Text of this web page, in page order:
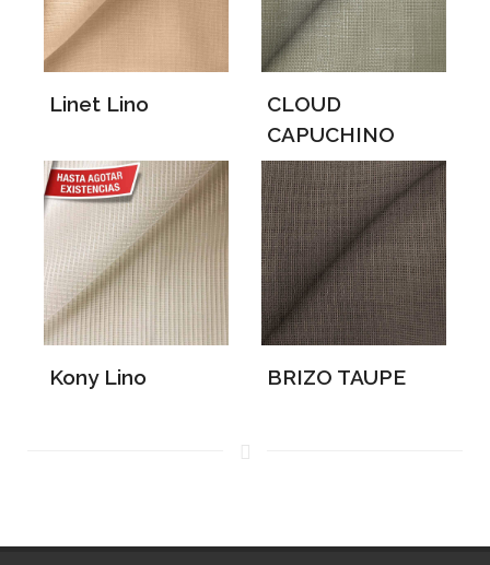
Linet Lino
CLOUD
CAPUCHINO
Kony Lino BRIZO TAUPE